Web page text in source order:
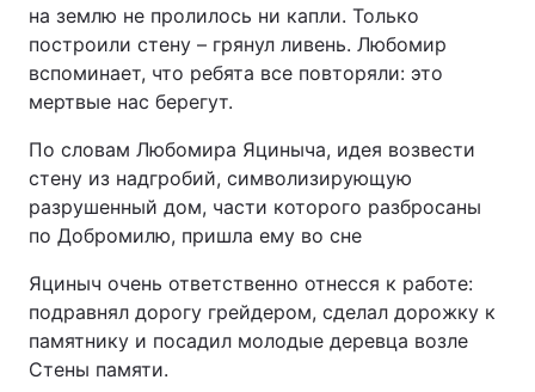
на землю не пролилось ни капли. Только
построили стену – грянул ливень. Любомир
вспоминает, что ребята все повторяли: это
мертвые нас берегут.
По словам Любомира Яциныча, идея возвести
стену из надгробий, символизирующую
разрушенный дом, части которого разбросаны
по Добромилю, пришла ему во сне
Яциныч очень ответственно отнесся к работе:
подравнял дорогу грейдером, сделал дорожку к
памятнику и посадил молодые деревца возле
Стены памяти.